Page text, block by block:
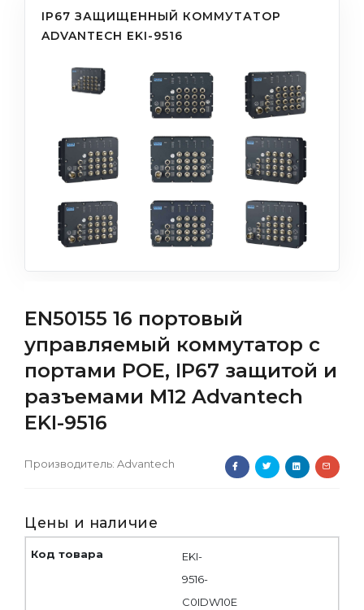
IP67 ЗАЩИЩЕННЫЙ КОММУТАТОР
ADVANTECH EKI-9516
EN50155 16 портовый
управляемый коммутатор с
портами POE, IP67 защитой и
разъемами M12 Advantech
EKI-9516
Производитель: Advantech
Цены и наличие
EKI-
9516-
C0IDW10E